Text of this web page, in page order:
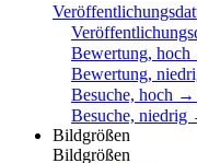
Bewertung,
Bewertung,
Besuche, hoch
Besuche, niedrig
Bildgrößen
Bildgrößen